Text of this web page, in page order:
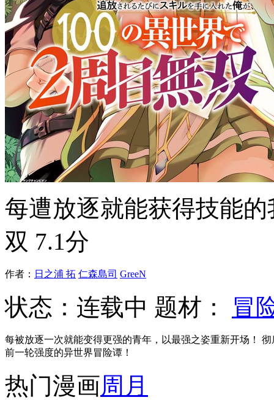
每遭放逐就能获得技能
双 7.1分
作者： 日之浦 拓 仁森島司 GreeN
状态： 连载中 题材： 冒
每被放逐一次就能变得更强的青年，以最强之姿重新开场！
前一轮强度的异世界冒险谭！
热门漫画周 月